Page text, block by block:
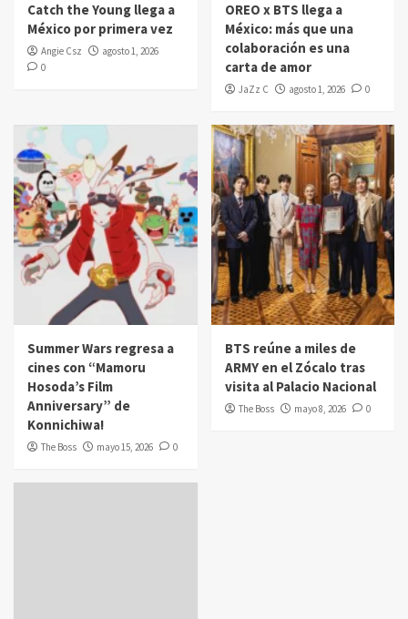
Catch the Young llega a
México por primera vez
Angie Csz
agosto 1, 2026
0
OREO x BTS llega a
México: más que una
colaboración es una
carta de amor
JaZz C agosto 1, 2026 0
Summer Wars regresa a
cines con “Mamoru
Hosoda’s Film
Anniversary” de
Konnichiwa!
The Boss mayo 15, 2026 0
BTS reúne a miles de
ARMY en el Zócalo tras
visita al Palacio Nacional
The Boss mayo 8, 2026 0